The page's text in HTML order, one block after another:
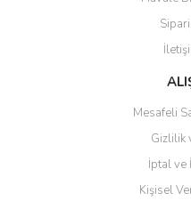
Ürün bilgilerinde hatalar
Ürün fiyatı diğer sitelerden
Bu ürüne benzer farklı
Mesafeli
Gizlilik
İptal ve
Kişisel